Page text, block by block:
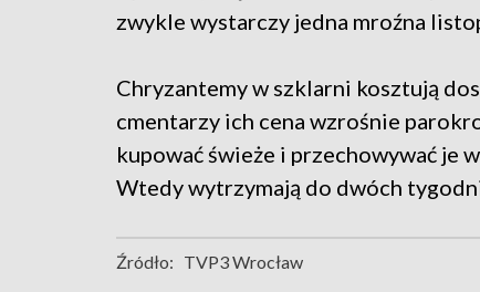
zwykle wystarczy jedna mroźna
Chryzantemy w szklarni kosztują
cmentarzy ich cena wzrośnie
kupować świeże i przechowywać je
Wtedy wytrzymają do dwóch
Źródło: TVP3 Wrocław